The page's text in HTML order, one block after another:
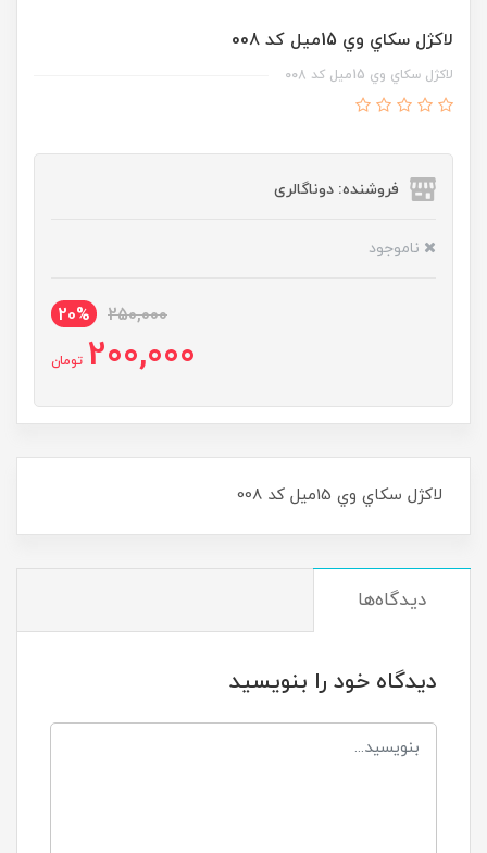
لاکژل سکاي وي 15ميل کد 008
لاکژل سکاي وي 15ميل کد 008
فروشنده: دوناگالری
ناموجود
250,000
20%
200,000 تومان
لاکژل سکاي وي 15ميل کد 008
دیدگاه‌ها
دیدگاه خود را بنویسید